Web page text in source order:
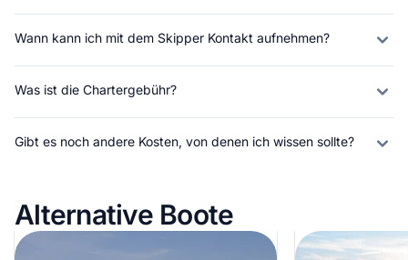
Wann kann ich mit dem Skipper Kontakt aufnehmen?
Was ist die Chartergebühr?
Gibt es noch andere Kosten, von denen ich wissen sollte?
Alternative Boote